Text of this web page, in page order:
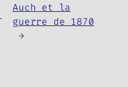
Auch et la
guerre de 1870
→